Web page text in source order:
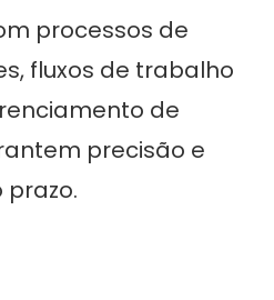
processos de
fluxos de trabalho
de
precisão e